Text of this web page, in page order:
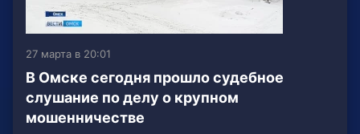
27 марта в 20:01
В Омске сегодня прошло судебное
слушание по делу о крупном
мошенничестве